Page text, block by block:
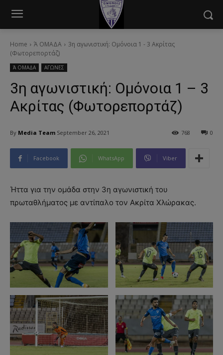
Home Ά ΟΜΑΔΑ
3η αγωνιστική: Ομόνοια 1 - 3 Ακρίτας
(Φωτορεπορτάζ)
Ά ΟΜΑΔΑ ΑΓΩΝΕΣ
3η αγωνιστική: Ομόνοια 1 – 3
Ακρίτας (Φωτορεπορτάζ)
By Media Team September 26, 2021 0
768
Facebook WhatsApp Viber
Ήττα για την ομάδα στην 3η αγωνιστική του
πρωταθλήματος με αντίπαλο τον Ακρίτα Χλώρακας.
modal-check